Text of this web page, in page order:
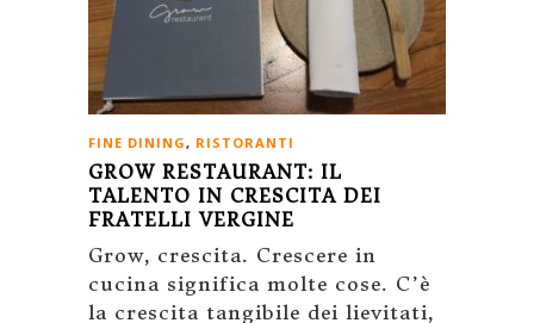
FINE DINING, RISTORANTI
GROW RESTAURANT: IL
TALENTO IN CRESCITA DEI
FRATELLI VERGINE
Grow, crescita. Crescere in
cucina significa molte cose. C’è
la crescita tangibile dei lievitati,